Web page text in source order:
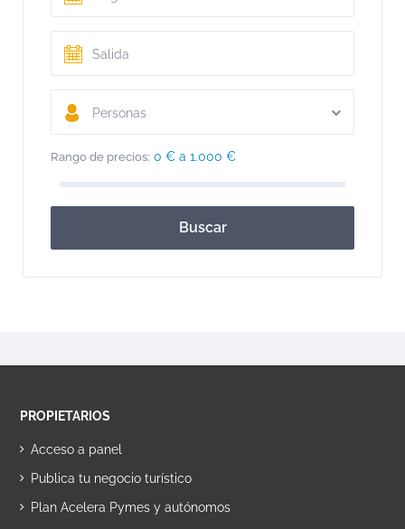
Personas
Rango de precios: 0 € a 1.000 €
Buscar
PROPIETARIOS
Acceso a panel
Publica tu negocio turístico
Plan Acelera Pymes y autónomos